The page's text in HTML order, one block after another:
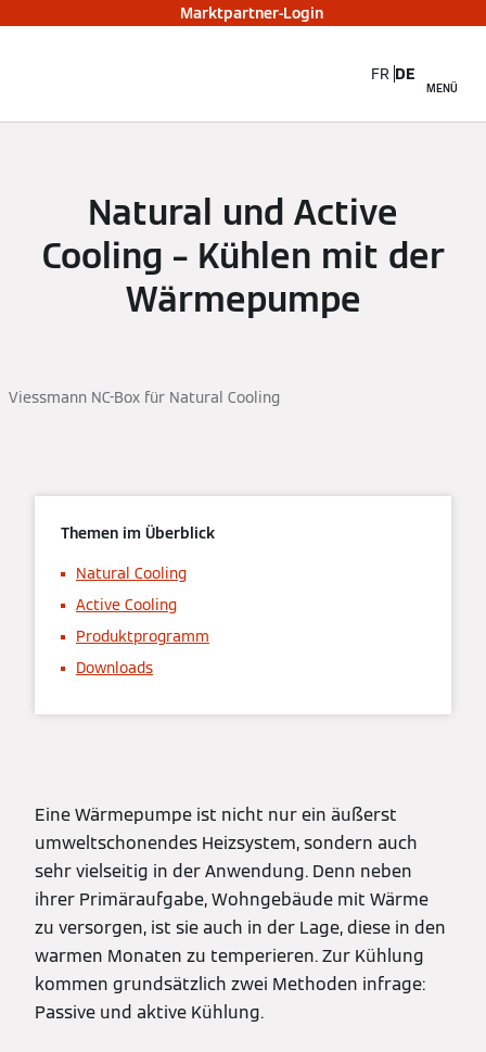
Marktpartner-Login
MENÜ
FR DE
Natural und Active
Cooling – Kühlen mit der
Wärmepumpe
Viessmann NC-Box für Natural Cooling
Themen im Überblick
Natural Cooling
Active Cooling
Produktprogramm
Downloads
Eine Wärmepumpe ist nicht nur ein äußerst
umweltschonendes Heizsystem, sondern auch
sehr vielseitig in der Anwendung. Denn neben
ihrer Primäraufgabe, Wohngebäude mit Wärme
zu versorgen, ist sie auch in der Lage, diese in den
warmen Monaten zu temperieren. Zur Kühlung
kommen grundsätzlich zwei Methoden infrage:
Passive und aktive Kühlung.